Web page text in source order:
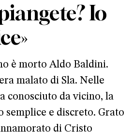
Io
è morto Aldo Baldini.
malato di Sla. Nelle
conosciuto da vicino, la
semplice e discreto. Grato
di Cristo